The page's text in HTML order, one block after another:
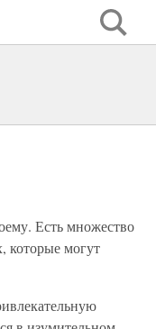
Есть множество
которые могут